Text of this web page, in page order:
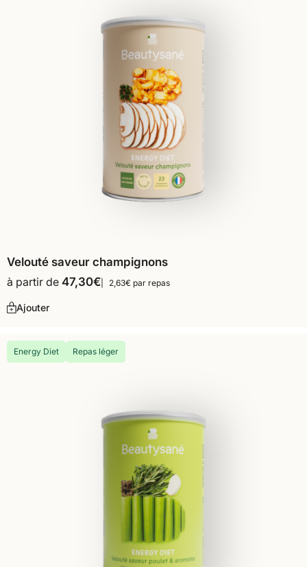
Velouté saveur champignons
à partir de 47,30€ 2,63€ par repas
Ajouter
Energy Diet Repas léger